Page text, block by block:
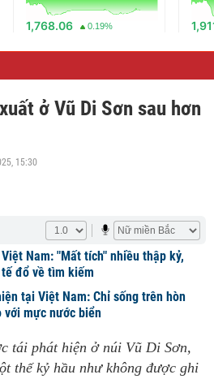
1,768.06 0.19%
ở Vũ Di Sơn sau hơn
15:30
Nam: "Mất tích" nhiều thập kỷ,
đổ về tìm kiếm
tại Việt Nam: Chỉ sống trên hòn
với mực nước biển
tái phát hiện ở núi Vũ Di Sơn,
thế kỷ hầu như không được ghi